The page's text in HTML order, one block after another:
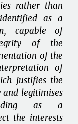
rather than
as a
capable of
of the
of the
of
justifies the
legitimises
as a
the interests